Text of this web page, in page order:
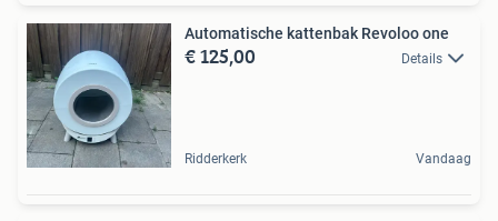
Automatische kattenbak Revoloo one
€ 125,00 Details
Ridderkerk Vandaag